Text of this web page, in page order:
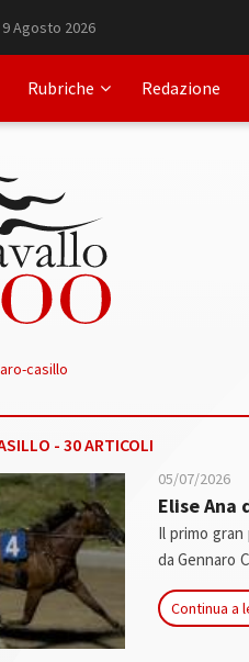
Agosto 2026
Rubriche Redazione
casillo
- 30 ARTICOLI
05/07/2026
Elise Ana
Il primo gran
da Gennaro
protagonisti
Continua a